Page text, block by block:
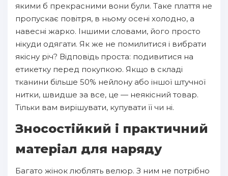
якими б прекрасними вони були. Таке плаття не
пропускає повітря, в ньому осені холодно, а
навесні жарко. Іншими словами, його просто
нікуди одягати. Як же не помилитися і вибрати
якісну річ? Відповідь проста: подивитися на
етикетку перед покупкою. Якщо в складі
тканини більше 50% нейлону або іншої штучної
нитки, швидше за все, це — неякісний товар.
Тільки вам вирішувати, купувати її чи ні.
Зносостійкий і практичний
матеріал для наряду
Багато жінок люблять велюр. З ним не потрібно